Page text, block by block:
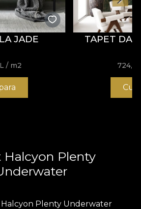
JADE
L / m2
TAPET
Halcyon Plenty
Plenty Underwater